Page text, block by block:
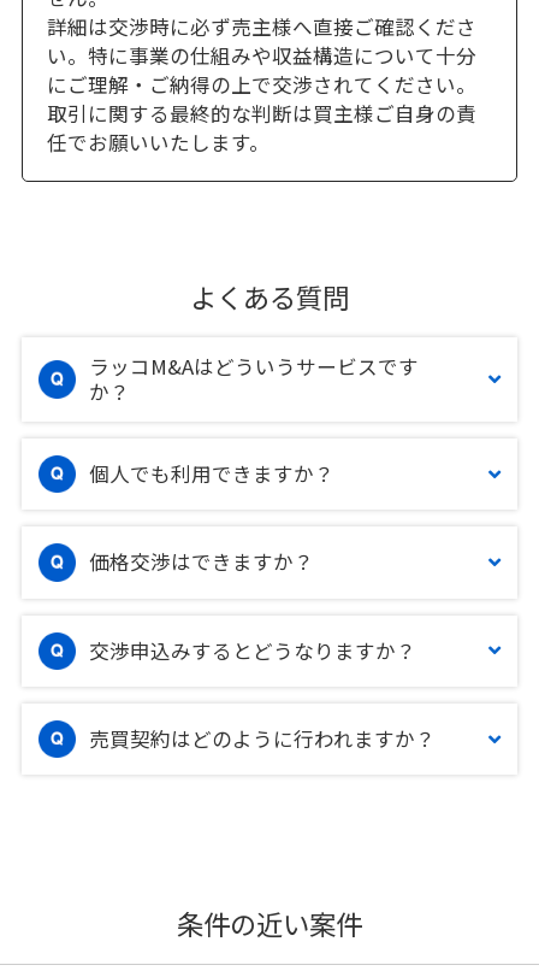
詳細は交渉時に必ず売主様へ直接ご確認くださ
い。特に事業の仕組みや収益構造について十分
にご理解・ご納得の上で交渉されてください。
取引に関する最終的な判断は買主様ご自身の責
任でお願いいたします。
よくある質問
ラッコM&Aはどういうサービスです
か？
個人でも利用できますか？
価格交渉はできますか？
交渉申込みするとどうなりますか？
売買契約はどのように行われますか？
条件の近い案件